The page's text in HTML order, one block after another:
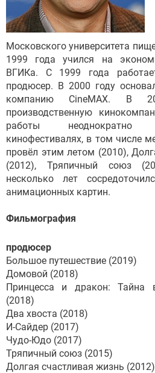
Московского университета
1999 года учился на
ВГИКа. С 1999 года
продюсер. В 2000 году
компанию CineMAX. В
производственную
работы неоднократно
кинофестивалях, в том числе
провёл этим летом (2010),
(2012), Тряпичный союз
несколько лет
анимационных картин.
Фильмография
продюсер
Большое путешествие (2019)
Домовой (2018)
Принцесса и дракон: Тайна
(2018)
Два хвоста (2018)
И-Сайдер (2017)
Чудо-Юдо (2017)
Тряпичный союз (2015)
Долгая счастливая жизнь (2012)